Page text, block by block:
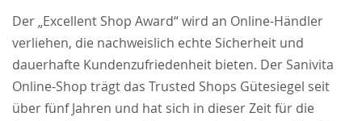
Der „Excellent Shop Award“ wird an Online-Händler
verliehen, die nachweislich echte Sicherheit und
dauerhafte Kundenzufriedenheit bieten. Der Sanivita
Online-Shop trägt das Trusted Shops Gütesiegel seit
über fünf Jahren und hat sich in dieser Zeit für die